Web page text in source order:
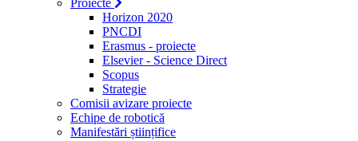
Proiecte
Horizon 2020
PNCDI
Erasmus - proiecte
Elsevier - Science Direct
Scopus
Strategie
Comisii avizare proiecte
Echipe de robotică
Manifestări științifice